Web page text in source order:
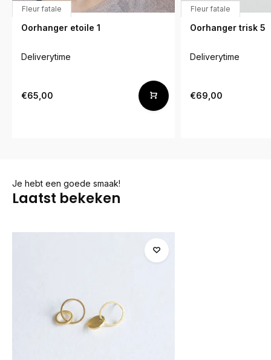
Fleur fatale
Oorhanger etoile 1
Deliverytime
€65,00
Fleur fatale
Oorhanger trisk 5
Deliverytime
€69,00
Je hebt een goede smaak!
Laatst bekeken